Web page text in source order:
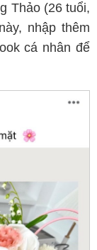
Thảo (26 tuổi,
nhập thêm
cá nhân để